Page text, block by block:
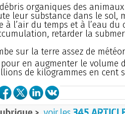
organiques des
leur substance dans le sol,
l’air du temps et à l’eau du
retarder la
sur la terre assez de
en augmenter le volume
de kilogrammes en cent